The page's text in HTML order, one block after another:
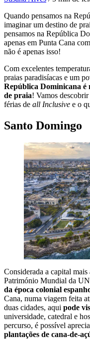
Quando pensamos na
imaginar um destino de
pensamos na República
apenas em Punta Cana
não é apenas isso!
Com excelentes
praias paradisíacas e um
República Dominicana é
de praia! Vamos
férias de all Inclusive e o
Santo Domingo
Considerada a capital
Património Mundial da
da época colonial
Cana, numa viagem feita
duas cidades, aqui pode
universidade, catedral e
percurso, é possível
plantações de cana-de-